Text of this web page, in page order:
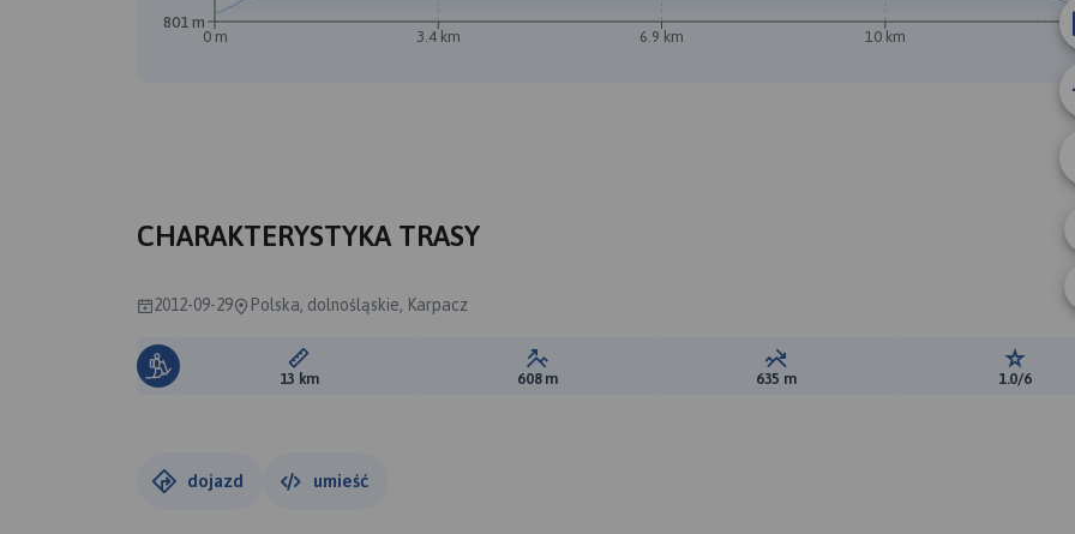
0 m 3.4 km 6.9 km 10 km
801 m
CHARAKTERYSTYKA TRASY
2012-09-29 Polska, dolnośląskie, Karpacz
Długość trasy:
13 km Suma przewyższeń:
608 m Suma spadków:
635 m Ocena
1.0/6
dojazd umieść